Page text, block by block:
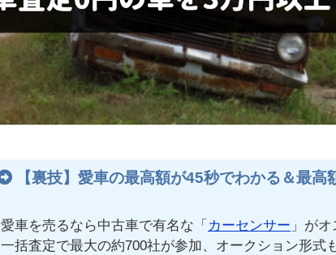
【裏技】愛車の最高額が45秒でわかる＆最高
愛車を売るなら中古車で有名な「 カーセンサー 」がオ
一括査定で最大の約700社が参加、オークション形式